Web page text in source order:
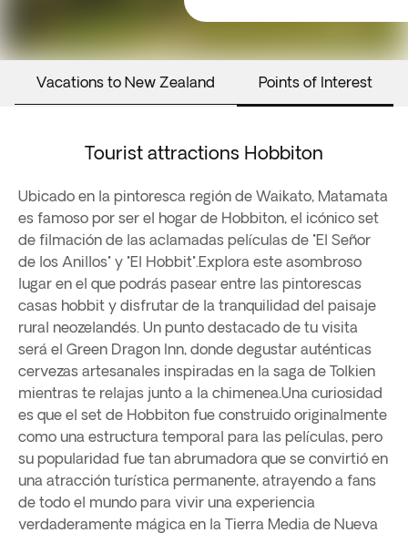
Vacations to New Zealand Points of Interest
Tourist attractions Hobbiton
Ubicado en la pintoresca región de Waikato, Matamata
es famoso por ser el hogar de Hobbiton, el icónico set
de filmación de las aclamadas películas de "El Señor
de los Anillos" y "El Hobbit".Explora este asombroso
lugar en el que podrás pasear entre las pintorescas
casas hobbit y disfrutar de la tranquilidad del paisaje
rural neozelandés. Un punto destacado de tu visita
será el Green Dragon Inn, donde degustar auténticas
cervezas artesanales inspiradas en la saga de Tolkien
mientras te relajas junto a la chimenea.Una curiosidad
es que el set de Hobbiton fue construido originalmente
como una estructura temporal para las películas, pero
su popularidad fue tan abrumadora que se convirtió en
una atracción turística permanente, atrayendo a fans
de todo el mundo para vivir una experiencia
verdaderamente mágica en la Tierra Media de Nueva